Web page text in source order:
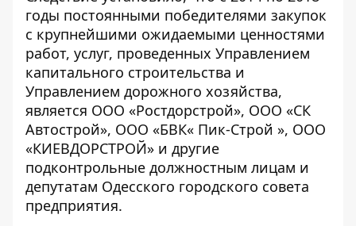
годы постоянными победителями закупок
с крупнейшими ожидаемыми ценностями
работ, услуг, проведенных Управлением
капитального строительства и
Управлением дорожного хозяйства,
является ООО «Ростдорстрой», ООО «СК
Автострой», ООО «БВК« Пик-Строй », ООО
«КИЕВДОРСТРОЙ» и другие
подконтрольные должностным лицам и
депутатам Одесского городского совета
предприятия.